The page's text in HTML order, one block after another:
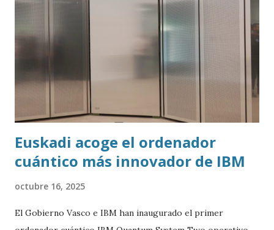
Euskadi acoge el ordenador
cuántico más innovador de IBM
octubre 16, 2025
El Gobierno Vasco e IBM han inaugurado el primer